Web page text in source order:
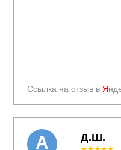
Ссылка на отзыв в Я
Д.Ш.
А